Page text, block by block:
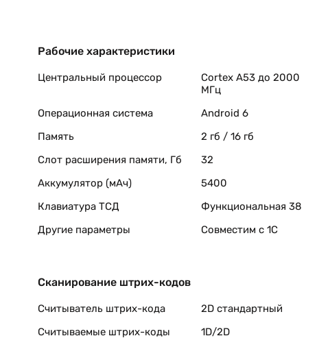
Рабочие характеристики
Центральный процессор
Cortex A53 до 2000
МГц
Операционная система
Android 6
Память
2 гб / 16 гб
Слот расширения памяти, Гб
32
Аккумулятор (мАч)
5400
Клавиатура ТСД
Функциональная 38
Другие параметры
Совместим с 1С
Сканирование штрих-кодов
Считыватель штрих-кода
2D стандартный
Считываемые штрих-коды
1D/2D